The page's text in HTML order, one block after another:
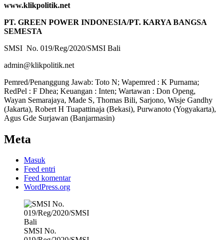
www.klikpolitik.net
PT. GREEN POWER INDONESIA/PT. KARYA BANGSA
SEMESTA
SMSI No. 019/Reg/2020/SMSI Bali
admin@klikpolitik.net
Pemred/Penanggung Jawab: Toto N; Wapemred : K Purnama;
RedPel : F Dhea; Keuangan : Inten; Wartawan : Don Openg,
Wayan Semarajaya, Made S, Thomas Bili, Sarjono, Wisje Gandhy
(Jakarta), Robert H Tuapattinaja (Bekasi), Purwanoto (Yogyakarta),
Agus Gde Surjawan (Banjarmasin)
Meta
Masuk
Feed entri
Feed komentar
WordPress.org
SMSI No.